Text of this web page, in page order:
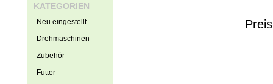
KATEGORIEN
Neu eingestellt
Drehmaschinen
Zubehör
Futter